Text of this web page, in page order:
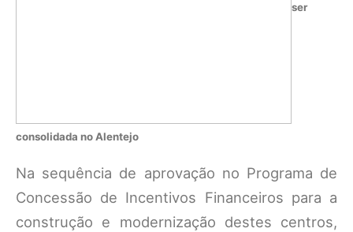
ser
consolidada no Alentejo
Na sequência de aprovação no Programa de
Concessão de Incentivos Financeiros para a
construção e modernização destes centros,